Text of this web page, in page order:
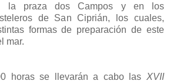
la praza dos Campos y en los
de San Ciprián, los cuales,
formas de preparación de este
mar.
horas se llevarán a cabo las XVII